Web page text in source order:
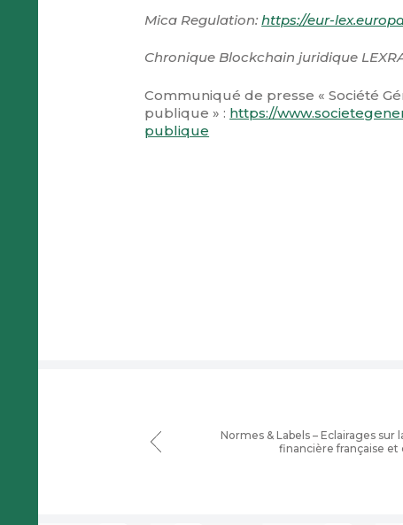
Mica Regulation:https://eur-
Chronique Blockchain juridique
Communiqué de presse « Société
publique » : https://
publique
Normes & Labels – Eclairages
financière française